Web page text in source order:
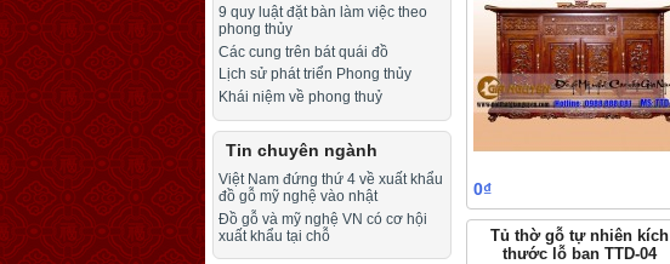
9 quy luật đặt bàn làm việc theo
phong thủy
Các cung trên bát quái đồ
Lịch sử phát triển Phong thủy
Khái niệm về phong thuỷ
Tin chuyên ngành
Việt Nam đứng thứ 4 về xuất khẩu
đồ gỗ mỹ nghệ vào nhật
Đồ gỗ và mỹ nghệ VN có cơ hội
xuất khẩu tại chỗ
0₫
Tủ thờ gỗ tự nhiên kích
thước lỗ ban TTD-04